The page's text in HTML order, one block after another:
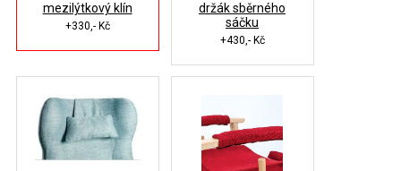
mezilýtkový klín
+330,- Kč
držák sběrného
sáčku
+430,- Kč